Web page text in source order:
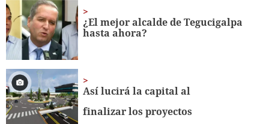
25
seconds
¿El mejor alcalde de Tegucigalpa
hasta ahora?
Así lucirá la capital al
finalizar los proyectos